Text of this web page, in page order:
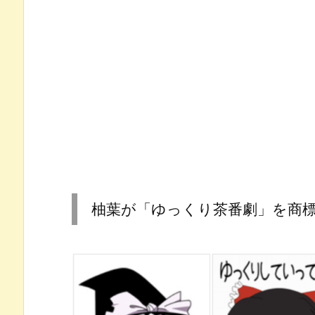
柚葉が「ゆっくり茶番劇」を商